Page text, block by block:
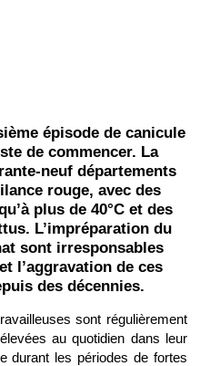
épisode de canicule
de commencer. La
neuf départements
rouge, avec des
plus de 40°C et des
L’impréparation du
sont irresponsables
l’aggravation de ces
des décennies.
sont régulièrement
au quotidien dans leur
durant les périodes de fortes